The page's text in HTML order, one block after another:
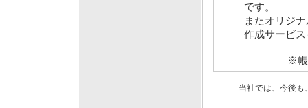
です。
またオリジ
作成サービ
※帳
当社では、今後も